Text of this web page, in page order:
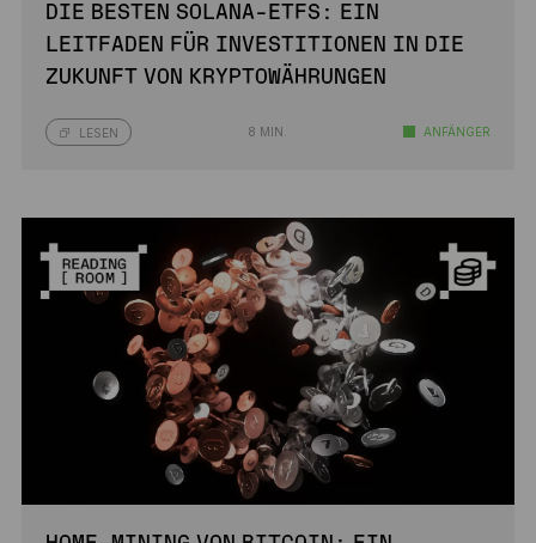
DIE BESTEN SOLANA-ETFS: EIN
LEITFADEN FÜR INVESTITIONEN IN DIE
ZUKUNFT VON KRYPTOWÄHRUNGEN
LESEN 8 MIN. ANFÄNGER